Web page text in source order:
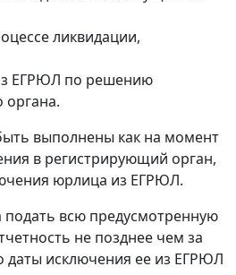
ликвидации,
ЕГРЮЛ по решению
органа.
выполнены как на момент
в регистрирующий орган,
юрлица из ЕГРЮЛ.
подать всю предусмотренную
не позднее чем за
даты исключения ее из ЕГРЮЛ